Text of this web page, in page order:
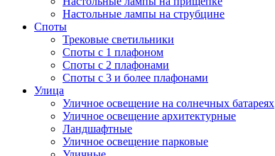
Настольные лампы на струбцине
Споты
Трековые светильники
Споты с 1 плафоном
Споты с 2 плафонами
Споты с 3 и более плафонами
Улица
Уличное освещение на солнечных батареях
Уличное освещение архитектурные
Ландшафтные
Уличное освещение парковые